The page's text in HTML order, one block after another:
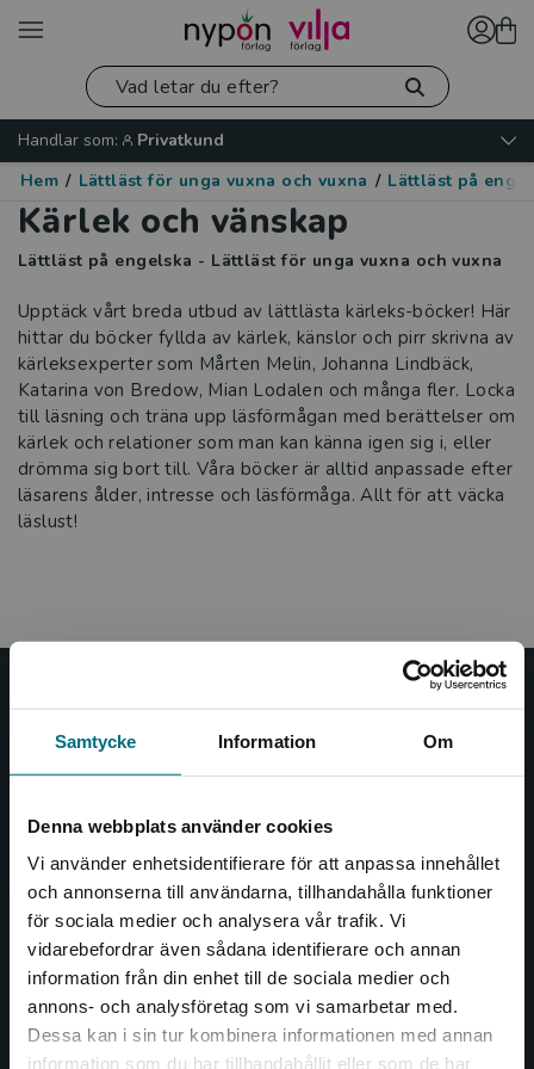
Samtycke Information Om
Denna webbplats använder cookies
Vi använder enhetsidentifierare för att anpassa innehållet
och annonserna till användarna, tillhandahålla funktioner
för sociala medier och analysera vår trafik. Vi
vidarebefordrar även sådana identifierare och annan
information från din enhet till de sociala medier och
annons- och analysföretag som vi samarbetar med.
Dessa kan i sin tur kombinera informationen med annan
information som du har tillhandahållit eller som de har
Begränsad fraktregion
Handlar som:
Privatkund
Hem / Lättläst för unga vuxna och vuxna / Lättläst på
Kärlek och vänskap
Lättläst på engelska - Lättläst för unga vuxna och vuxna
Upptäck vårt breda utbud av lättlästa kärleks-böcker! Här
hittar du böcker fyllda av kärlek, känslor och pirr skrivna av
kärleksexperter som Mårten Melin, Johanna Lindbäck,
Katarina von Bredow, Mian Lodalen och många fler. Locka
till läsning och träna upp läsförmågan med berättelser om
kärlek och relationer som man kan känna igen sig i, eller
drömma sig bort till. Våra böcker är alltid anpassade efter
läsarens ålder, intresse och läsförmåga. Allt för att väcka
läslust!
Nypon och Vilja
såväl barn som vuxna.
Nypon och Vilja förlag är en del av Studentlitteratur.
Kontakta oss
Kontakta oss
046-31 20 00
Box 141